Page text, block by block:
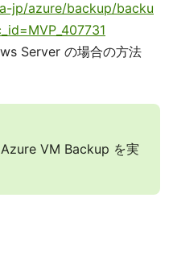
jp/azure/backup/backu
Server の場合の方法
VM Backup を実